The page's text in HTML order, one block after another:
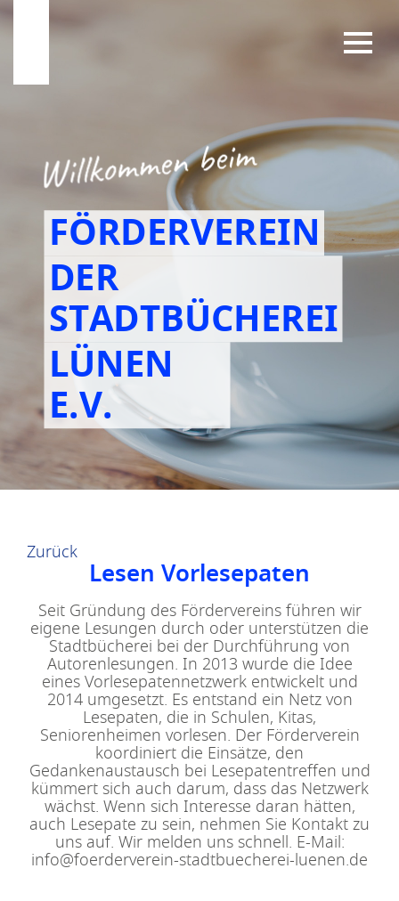
FÖRDERVEREIN
DER
STADTBÜCHEREI
LÜNEN
E.V.
Zurück
Lesen Vorlesepaten
Seit Gründung des Fördervereins führen wir
eigene Lesungen durch oder unterstützen die
Stadtbücherei bei der Durchführung von
Autorenlesungen. In 2013 wurde die Idee
eines Vorlesepatennetzwerk entwickelt und
2014 umgesetzt. Es entstand ein Netz von
Lesepaten, die in Schulen, Kitas,
Seniorenheimen vorlesen. Der Förderverein
koordiniert die Einsätze, den
Gedankenaustausch bei Lesepatentreffen und
kümmert sich auch darum, dass das Netzwerk
wächst. Wenn sich Interesse daran hätten,
auch Lesepate zu sein, nehmen Sie Kontakt zu
uns auf. Wir melden uns schnell. E-Mail:
info@foerderverein-stadtbuecherei-luenen.de